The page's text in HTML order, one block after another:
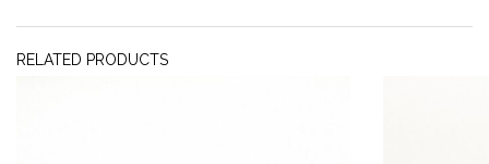
RELATED PRODUCTS